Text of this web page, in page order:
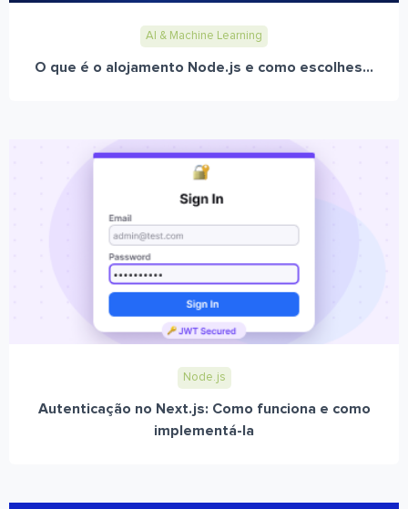
AI & Machine Learning
O que é o alojamento Node.js e como escolhes...
Node.js
Autenticação no Next.js: Como funciona e como
implementá-la